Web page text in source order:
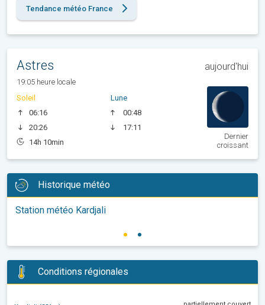
Tendance météo France
Astres aujourd'hui
19:05 heure locale
Soleil
06:16
20:26
14h 10min
Lune
00:48
17:11
Dernier
croissant
Historique météo
Station météo Kardjali
Conditions régionales